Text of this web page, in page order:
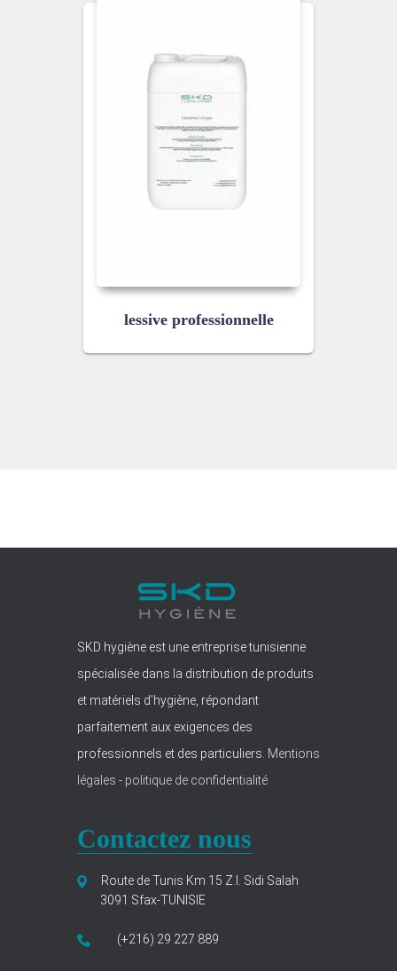
lessive professionnelle
SKD hygiène est une entreprise tunisienne
spécialisée dans la distribution de produits
et matériels d’hygiène, répondant
parfaitement aux exigences des
professionnels et des particuliers. Mentions
légales -politique de confidentialité
Contactez nous
Route de Tunis Km 15 Z.I. Sidi Salah
3091 Sfax-TUNISIE
(+216) 29 227 889